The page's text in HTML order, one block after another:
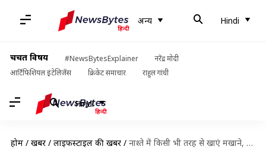
अन्य Hindi
चर्चित विषय #NewsBytesExplainer
नरेंद्र मोदी
आर्टिफिशियल इंटेलिजेंस
क्रिकेट समाचार राहुल गांधी
Hindi
होम / खबरें / लाइफस्टाइल की खबरें / नाश्ते में किसी भी तरह से खाएं मखाने, मिलेंगे स्वास्थ्य से जुड़े कई लाभ